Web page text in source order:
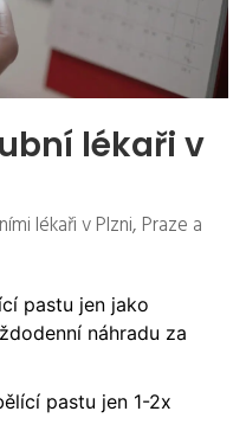
lékaři v
lékaři v Plzni, Praze a
pastu jen jako
náhradu za
pastu jen 1-2x